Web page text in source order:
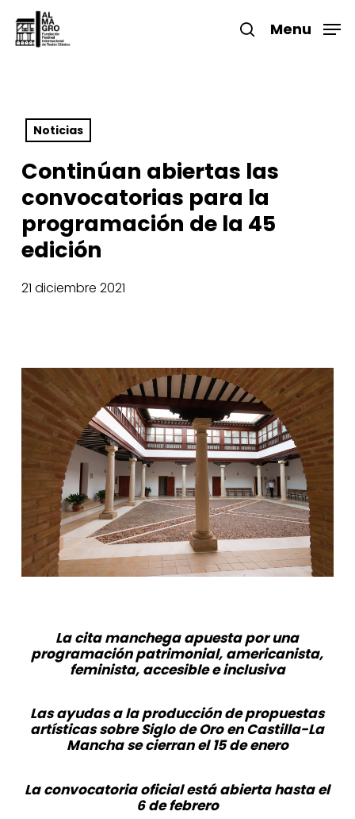
main
search
Menu
Noticias
Continúan abiertas las
convocatorias para la
programación de la 45
edición
21 diciembre 2021
La cita manchega apuesta por una
programación patrimonial, americanista,
feminista, accesible e inclusiva
Las ayudas a la producción de propuestas
artísticas sobre Siglo de Oro en Castilla-La
Mancha se cierran el 15 de enero
La convocatoria oficial está abierta hasta el
6 de febrero